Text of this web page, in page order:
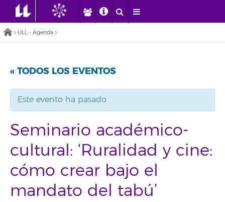
ULL - Agenda
« TODOS LOS EVENTOS
Este evento ha pasado.
Seminario académico-
cultural: ‘Ruralidad y cine:
cómo crear bajo el
mandato del tabú’